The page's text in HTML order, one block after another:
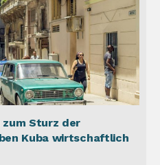
zum Sturz der
Kuba wirtschaftlich